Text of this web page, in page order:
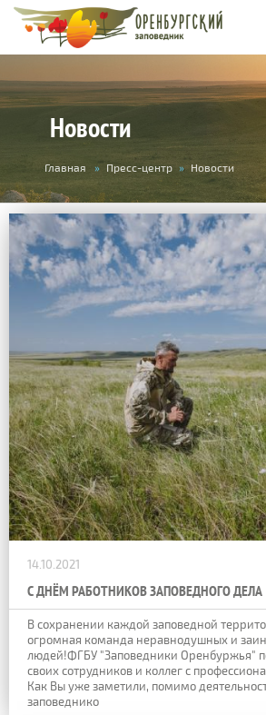
Новости
Вы
здесь
Главная » Пресс-центр » Новости
14.10.2021
С ДНЁМ РАБОТНИКОВ ЗАПОВЕДНОГО ДЕЛА
В сохранении каждой заповедной
огромная команда неравнодушных и
людей!ФГБУ "Заповедники Оренбуржья"
своих сотрудников и коллег с
Как Вы уже заметили, помимо
заповеднико